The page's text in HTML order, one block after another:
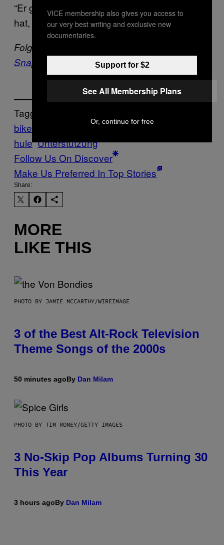
“Er gehört zu uns. Wer ein Problem mit ihm
hat, der hat auch ein Problem mit uns.”
Folge VICE auf
Snapchat
Tagged:
biker
Kanada mobbing Motorräder
hule Unterstützung
Follow Us On Discover
Make Us Preferred In Top Stories
Share:
MORE
LIKE THIS
PHOTO BY JAMIE MCCARTHY/WIREIMAGE
3 of the Best Alt-Rock Television
Theme Songs of the 2000s
50 minutes agoBy Dan Milam
PHOTO BY TIM RONEY/GETTY IMAGES
3 No-Skip Pop Albums Turning 30
This Year
3 hours agoBy Dan Milam
VICE membership also gives you access to
our very best writing and exclusive new
documentaries.
Support for $2
See All Membership Plans
Or, continue for free